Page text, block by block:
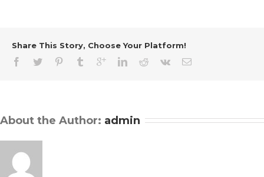
Share This Story, Choose Your Platform!
About the Author: admin